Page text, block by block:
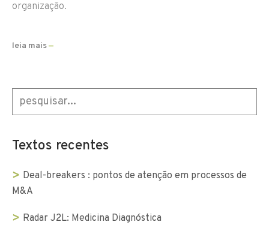
organização.
leia mais—
Textos recentes
Deal-breakers : pontos de atenção em processos de
M&A
Radar J2L: Medicina Diagnóstica